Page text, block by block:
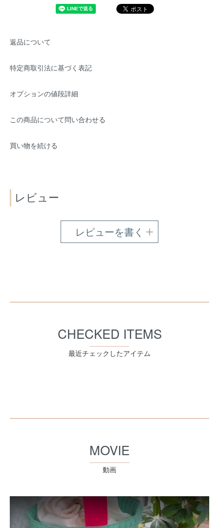
返品について
特定商取引法に基づく表記
オプションの値段詳細
この商品について問い合わせる
買い物を続ける
レビュー
レビューを書く
CHECKED ITEMS
最近チェックしたアイテム
MOVIE
動画